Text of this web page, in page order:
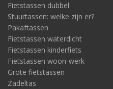
Fietstassen dubbel
Stuurtassen: welke zijn er?
Pakaftassen
Fietstassen waterdicht
Fietstassen kinderfiets
Fietstassen woon-werk
Grote fietstassen
Zadeltas